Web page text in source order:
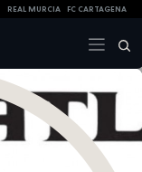
REAL MURCIA FC CARTAGENA